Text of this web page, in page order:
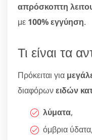
απρόσκοπτη
με 100% εγγύηση.
Τι είναι τα
Πρόκειται για
διαφόρωνειδών
λύματα,
όμβρια ύδατα,